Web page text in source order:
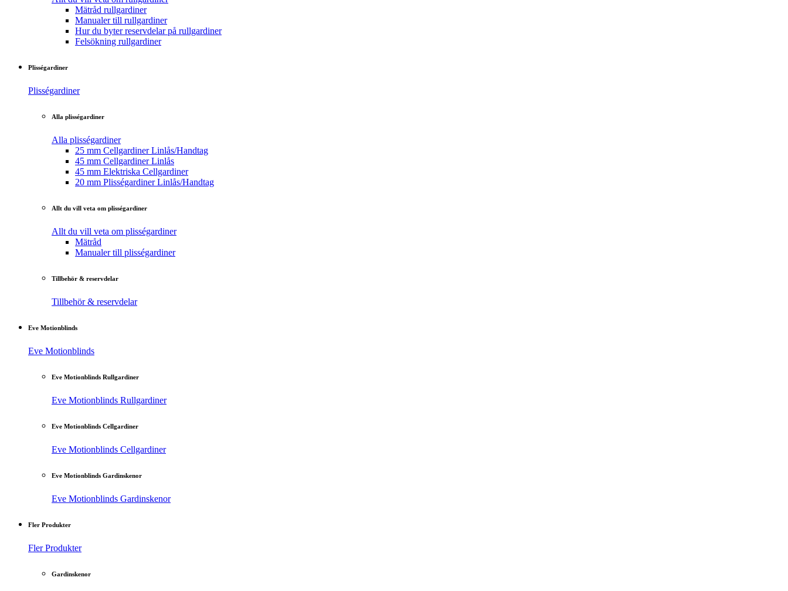
Mätråd rullgardiner
Manualer till rullgardiner
Hur du byter reservdelar på rullgardiner
Felsökning rullgardiner
Plisségardiner
Plisségardiner
Alla plisségardiner
Alla plisségardiner
25 mm Cellgardiner Linlås/Handtag
45 mm Cellgardiner Linlås
45 mm Elektriska Cellgardiner
20 mm Plisségardiner Linlås/Handtag
Allt du vill veta om plisségardiner
Allt du vill veta om plisségardiner
Mätråd
Manualer till plisségardiner
Tillbehör & reservdelar
Tillbehör & reservdelar
Eve Motionblinds
Eve Motionblinds
Eve Motionblinds Rullgardiner
Eve Motionblinds Rullgardiner
Eve Motionblinds Cellgardiner
Eve Motionblinds Cellgardiner
Eve Motionblinds Gardinskenor
Eve Motionblinds Gardinskenor
Fler Produkter
Fler Produkter
Gardinskenor